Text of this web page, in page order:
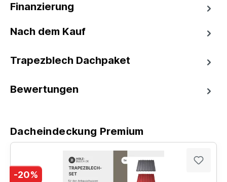
Finanzierung
Nach dem Kauf
Trapezblech Dachpaket
Bewertungen
Dacheindeckung Premium
-20%